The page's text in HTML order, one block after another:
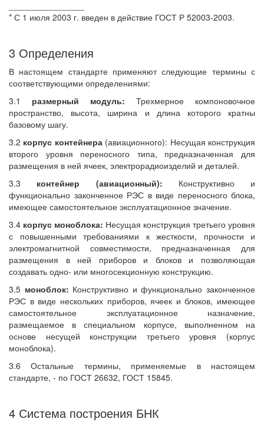
* С 1 июля 2003 г. введен в действие ГОСТ Р 52003-2003.
3 Определения
В настоящем стандарте применяют следующие термины с
соответствующими определениями:
3.1 размерный модуль: Трехмерное компоновочное
пространство, высота, ширина и длина которого кратны
базовому шагу.
3.2 корпус контейнера(авиационного): Несущая конструкция
второго уровня переносного типа, предназначенная для
размещения в ней ячеек, электрорадиоизделий и деталей.
3.3 контейнер (авиационный): Конструктивно и
функционально законченное РЭС в виде переносного блока,
имеющее самостоятельное эксплуатационное значение.
3.4 корпус моноблока: Несущая конструкция третьего уровня
с повышенными требованиями к жесткости, прочности и
электромагнитной совместимости, предназначенная для
размещения в ней приборов и блоков и позволяющая
создавать одно- или многосекционную конструкцию.
3.5 моноблок: Конструктивно и функционально законченное
РЭС в виде нескольких приборов, ячеек и блоков, имеющее
самостоятельное эксплуатационное назначение,
размещаемое в специальном корпусе, выполненном на
основе несущей конструкции третьего уровня (корпус
моноблока).
3.6 Остальные термины, применяемые в настоящем
стандарте, - по ГОСТ 26632, ГОСТ 15845.
4 Система построения БНК